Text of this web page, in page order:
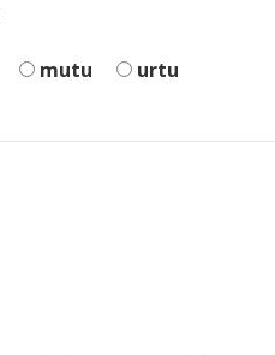
mutu urtu